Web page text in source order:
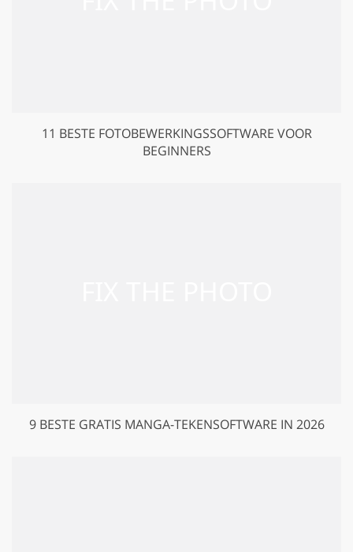
11 BESTE FOTOBEWERKINGSSOFTWARE VOOR
BEGINNERS
9 BESTE GRATIS MANGA-TEKENSOFTWARE IN 2026